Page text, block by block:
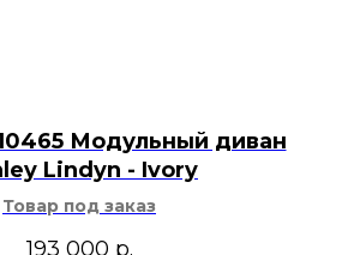
Модульный диван
Lindyn - Ivory
Товар под заказ
193 000 р.